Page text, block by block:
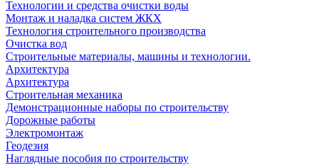
Технологии и средства очистки воды
Монтаж и наладка систем ЖКХ
Технология строительного производства
Очистка вод
Строительные материалы, машины и технологии.
Архитектура
Архитектура
Cтроительная механика
Демонстрационные наборы по строительству
Дорожные работы
Электромонтаж
Геодезия
Наглядные пособия по строительству